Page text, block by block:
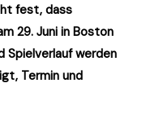
fest, dass
29. Juni in Boston
Spielverlauf werden
Termin und